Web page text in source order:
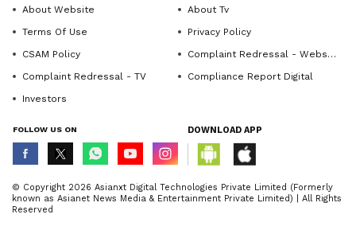
About Website
About Tv
Terms Of Use
Privacy Policy
CSAM Policy
Complaint Redressal - Website
Complaint Redressal - TV
Compliance Report Digital
Investors
FOLLOW US ON DOWNLOAD APP
© Copyright 2026 Asianxt Digital Technologies Private Limited (Formerly
known as Asianet News Media & Entertainment Private Limited) | All Rights
Reserved